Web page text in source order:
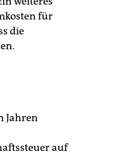
für
die
Jahren
auf